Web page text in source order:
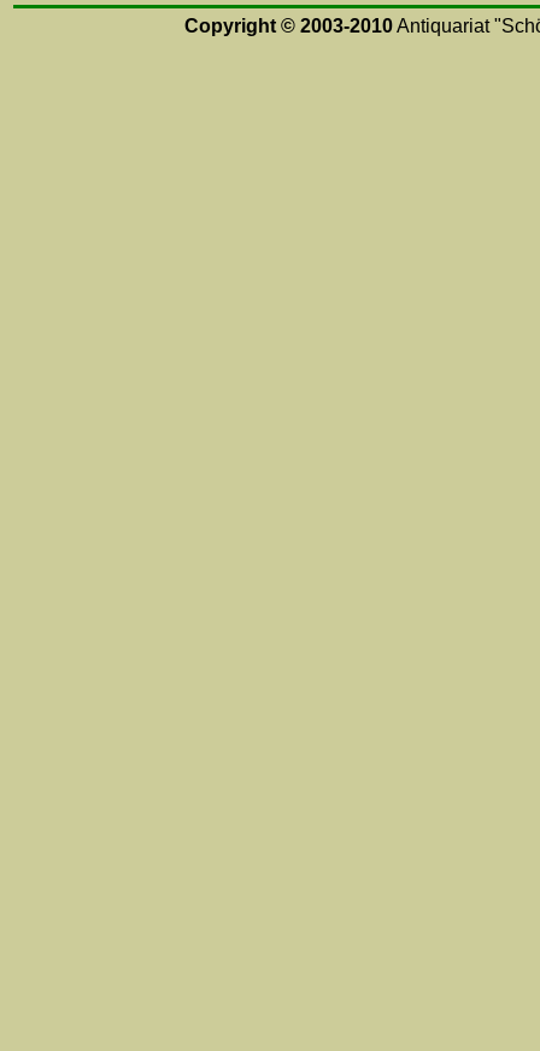
Copyright © 2003-2010Antiquariat